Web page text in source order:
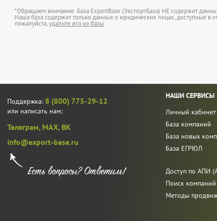
*Обращаем внимание: База ExportBase (ЭкспортБаза) НЕ содержит
Наша база содержит только данные о юридических лицах, доступные в
пожалуйста,удалите его из базы
Поддержка: 8 (800) 775-29-12
или написать нам:
Телеграм, MAX, ВК
info@export-base.ru
НАШИ СЕРВИСЫ
Личный кабинет
База компаний
База новых
База ЕГРЮЛ
Доступ по АПИ
Поиск
Методы